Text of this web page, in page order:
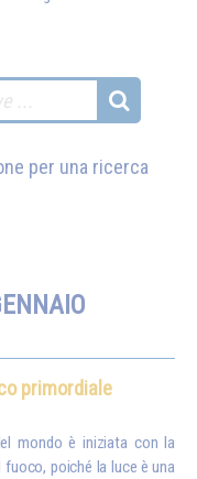
per una ricerca
primordiale
mondo è iniziata con la
poiché la luce è una